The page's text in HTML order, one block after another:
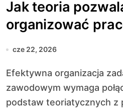
Jak teoria
organizować
cze 22, 2026
Efektywna organizacja zadań w środowisku
zawodowym wymaga
podstaw teoriatycznych z